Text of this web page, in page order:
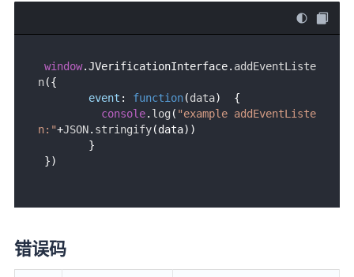
window.JVerificationInterface. addEventListe
n({
event : function(data)  {
console. log ( "example addEventListe
n:"+JSON. stringify(data))
错误码